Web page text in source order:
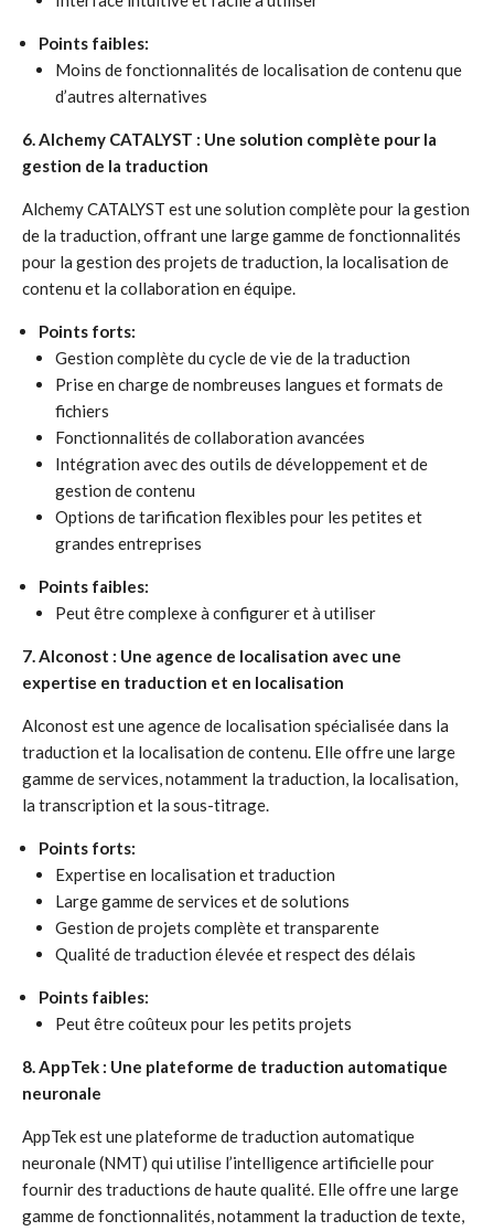
Points faibles:
Moins de fonctionnalités de localisation de contenu que
d’autres alternatives
6. Alchemy CATALYST : Une solution complète pour la
gestion de la traduction
Alchemy CATALYST est une solution complète pour la gestion
de la traduction, offrant une large gamme de fonctionnalités
pour la gestion des projets de traduction, la localisation de
contenu et la collaboration en équipe.
Points forts:
Gestion complète du cycle de vie de la traduction
Prise en charge de nombreuses langues et formats de
fichiers
Fonctionnalités de collaboration avancées
Intégration avec des outils de développement et de
gestion de contenu
Options de tarification flexibles pour les petites et
grandes entreprises
Points faibles:
Peut être complexe à configurer et à utiliser
7. Alconost : Une agence de localisation avec une
expertise en traduction et en localisation
Alconost est une agence de localisation spécialisée dans la
traduction et la localisation de contenu. Elle offre une large
gamme de services, notamment la traduction, la localisation,
la transcription et la sous-titrage.
Points forts:
Expertise en localisation et traduction
Large gamme de services et de solutions
Gestion de projets complète et transparente
Qualité de traduction élevée et respect des délais
Points faibles:
Peut être coûteux pour les petits projets
8. AppTek : Une plateforme de traduction automatique
neuronale
AppTek est une plateforme de traduction automatique
neuronale (NMT) qui utilise l’intelligence artificielle pour
fournir des traductions de haute qualité. Elle offre une large
gamme de fonctionnalités, notamment la traduction de texte,